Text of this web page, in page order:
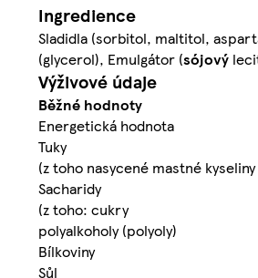
Ingredience
Sladidla (sorbitol, maltitol,
(glycerol), Emulgátor (sójový
Výživové údaje
Běžné hodnoty
Energetická hodnota
Tuky
(z toho nasycené mastné kyseliny
Sacharidy
(z toho: cukry
polyalkoholy (polyoly)
Bílkoviny
Sůl